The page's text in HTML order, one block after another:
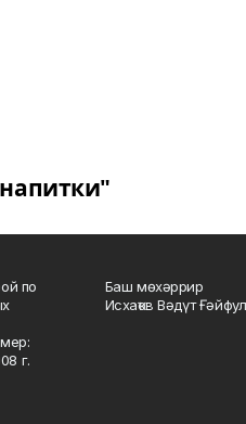
по
г.
Баш мөхәррир
Исхаҡов Вәдүт